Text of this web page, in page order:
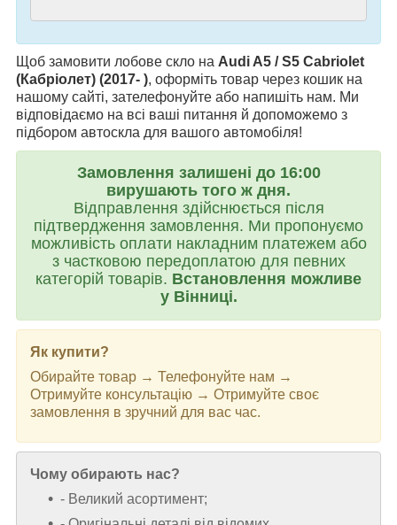
Щоб замовити лобове скло на Audi A5 / S5 Cabriolet
(Кабріолет) (2017- ), оформіть товар через кошик на
нашому сайті, зателефонуйте або напишіть нам. Ми
відповідаємо на всі ваші питання й допоможемо з
підбором автоскла для вашого автомобіля!
Замовлення залишені до 16:00
вирушають того ж дня.
Відправлення здійснюється після
підтвердження замовлення. Ми пропонуємо
можливість оплати накладним платежем або
з частковою передоплатою для певних
категорій товарів. Встановлення можливе
у Вінниці.
Як купити?
Обирайте товар → Телефонуйте нам →
Отримуйте консультацію → Отримуйте своє
замовлення в зручний для вас час.
Чому обирають нас?
- Великий асортимент;